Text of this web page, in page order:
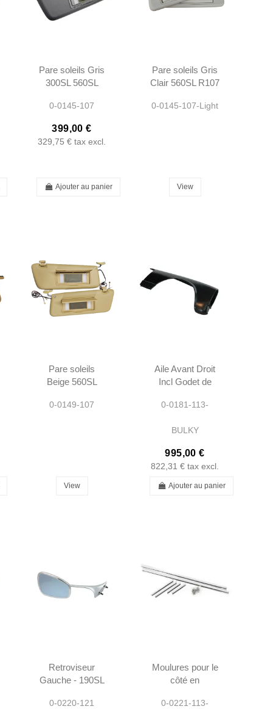
Pare soleils Gris
300SL 560SL
1078103710
0-0145-107
399,00 €
329,75 € tax excl.
Ajouter au panier
Pare soleils Gris
Clair 560SL R107
1078103810
0-0145-107-Light
View
Pare soleils
Beige 560SL
1078103710
0-0149-107
View
Aile Avant Droit
Incl Godet de
250SL 280SL
1136201009
0-0181-113-
BULKY
995,00 €
822,31 € tax excl.
Ajouter au panier
Retroviseur
Gauche - 190SL
Cabrio/Coupe -
0-0220-121
Moulures pour le
côté en
de 6 pcs - W113
0-0221-113-